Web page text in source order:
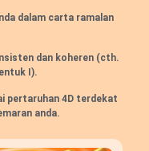
dalam carta ramalan
dan koheren (cth.
I).
pertaruhan 4D terdekat
anda.